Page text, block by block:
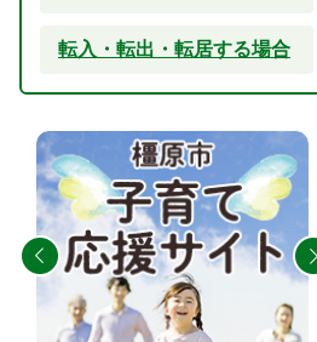
転入・転出・転居する場合
2
枚
目
の
ス